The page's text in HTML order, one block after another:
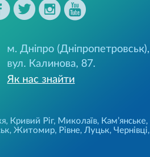
м. Дніпро (Дніпропетровськ),
вул. Калинова, 87.
Як нас знайти
Кривий Ріг, Миколаїв, Кам’янське,
Житомир, Рівне, Луцьк, Чернівці,